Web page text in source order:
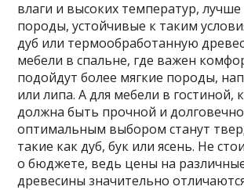
влаги и высоких температур,
породы, устойчивые к таким
дуб или термообработанную
мебели в спальне, где важен
подойдут более мягкие породы,
или липа. А для мебели в гостиной,
должна быть прочной и
оптимальным выбором станут
такие как дуб, бук или ясень. Не
о бюджете, ведь цены на
древесины значительно